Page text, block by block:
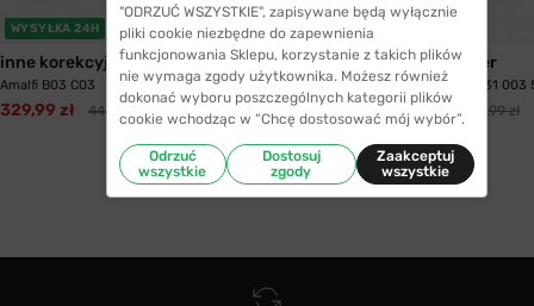
WYSYŁKA 24H
inne korekcyjne
Amalfi B03 C03
329,99 zł 443,99 zł
Tommy Hilfiger
Tommy Hilfiger 1731 003
308,99 zł 477,99 zł
"ODRZUĆ WSZYSTKIE", zapisywane będą wyłącznie
pliki cookie niezbędne do zapewnienia
funkcjonowania Sklepu, korzystanie z takich plików
nie wymaga zgody użytkownika. Możesz również
dokonać wyboru poszczególnych kategorii plików
cookie wchodząc w “Chcę dostosować mój wybór”.
Odrzuć
wszystkie
Dostosuj
zgody
Zaakceptuj
wszystkie